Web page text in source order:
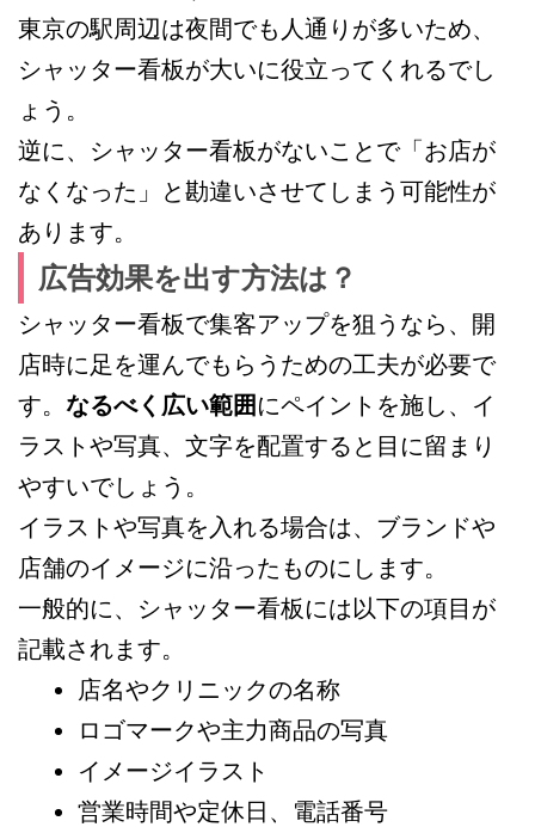
東京の駅周辺は夜間でも人通りが多いため、
シャッター看板が大いに役立ってくれるでし
ょう。
逆に、シャッター看板がないことで「お店が
なくなった」と勘違いさせてしまう可能性が
あります。
広告効果を出す方法は？
シャッター看板で集客アップを狙うなら、開
店時に足を運んでもらうための工夫が必要で
す。 なるべく広い範囲 にペイントを施し、イ
ラストや写真、文字を配置すると目に留まり
やすいでしょう。
イラストや写真を入れる場合は、ブランドや
店舗のイメージに沿ったものにします。
一般的に、シャッター看板には以下の項目が
記載されます。
店名やクリニックの名称
ロゴマークや主力商品の写真
イメージイラスト
営業時間や定休日、電話番号